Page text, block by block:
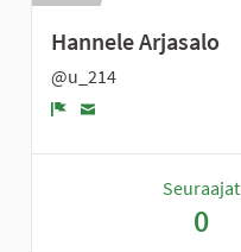
Hannele Arjasalo
@u_214
Seuraajat
0